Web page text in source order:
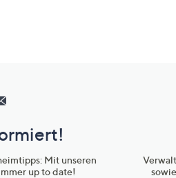
Mit unseren
up to date!